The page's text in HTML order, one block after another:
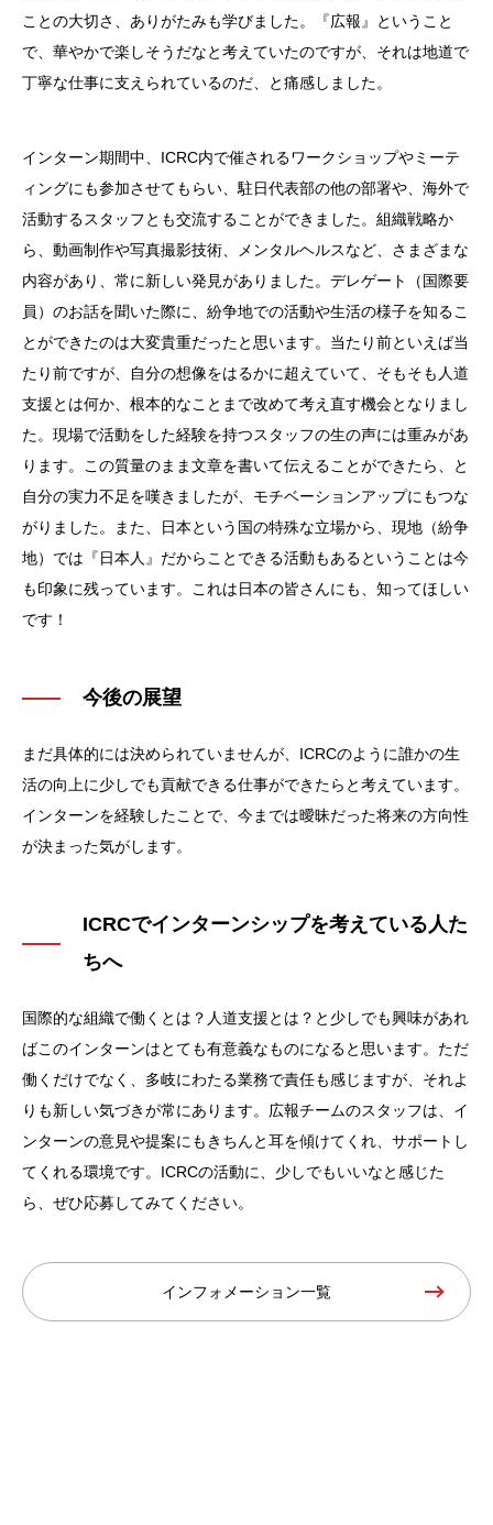
ことの大切さ、ありがたみも学びました。『広報』ということ
で、華やかで楽しそうだなと考えていたのですが、それは地道で
丁寧な仕事に支えられているのだ、と痛感しました。
インターン期間中、ICRC内で催されるワークショップやミーテ
ィングにも参加させてもらい、駐日代表部の他の部署や、海外で
活動するスタッフとも交流することができました。組織戦略か
ら、動画制作や写真撮影技術、メンタルヘルスなど、さまざまな
内容があり、常に新しい発見がありました。デレゲート（国際要
員）のお話を聞いた際に、紛争地での活動や生活の様子を知るこ
とができたのは大変貴重だったと思います。当たり前といえば当
たり前ですが、自分の想像をはるかに超えていて、そもそも人道
支援とは何か、根本的なことまで改めて考え直す機会となりまし
た。現場で活動をした経験を持つスタッフの生の声には重みがあ
ります。この質量のまま文章を書いて伝えることができたら、と
自分の実力不足を嘆きましたが、モチベーションアップにもつな
がりました。また、日本という国の特殊な立場から、現地（紛争
地）では『日本人』だからことできる活動もあるということは今
も印象に残っています。これは日本の皆さんにも、知ってほしい
です！
今後の展望
まだ具体的には決められていませんが、ICRCのように誰かの生
活の向上に少しでも貢献できる仕事ができたらと考えています。
インターンを経験したことで、今までは曖昧だった将来の方向性
が決まった気がします。
ICRCでインターンシップを考えている人た
ちへ
国際的な組織で働くとは？人道支援とは？と少しでも興味があれ
ばこのインターンはとても有意義なものになると思います。ただ
働くだけでなく、多岐にわたる業務で責任も感じますが、それよ
りも新しい気づきが常にあります。広報チームのスタッフは、イ
ンターンの意見や提案にもきちんと耳を傾けてくれ、サポートし
てくれる環境です。ICRCの活動に、少しでもいいなと感じた
ら、ぜひ応募してみてください。
インフォメーション一覧